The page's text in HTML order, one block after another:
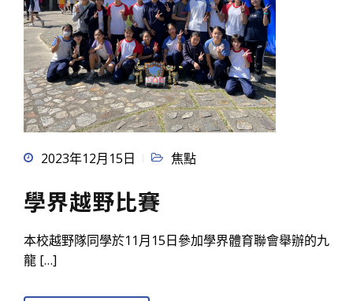
2023年12月15日 焦點
學界越野比賽
本校越野隊同學於11月15日參加學界體育聯會舉辦的九
龍 […]